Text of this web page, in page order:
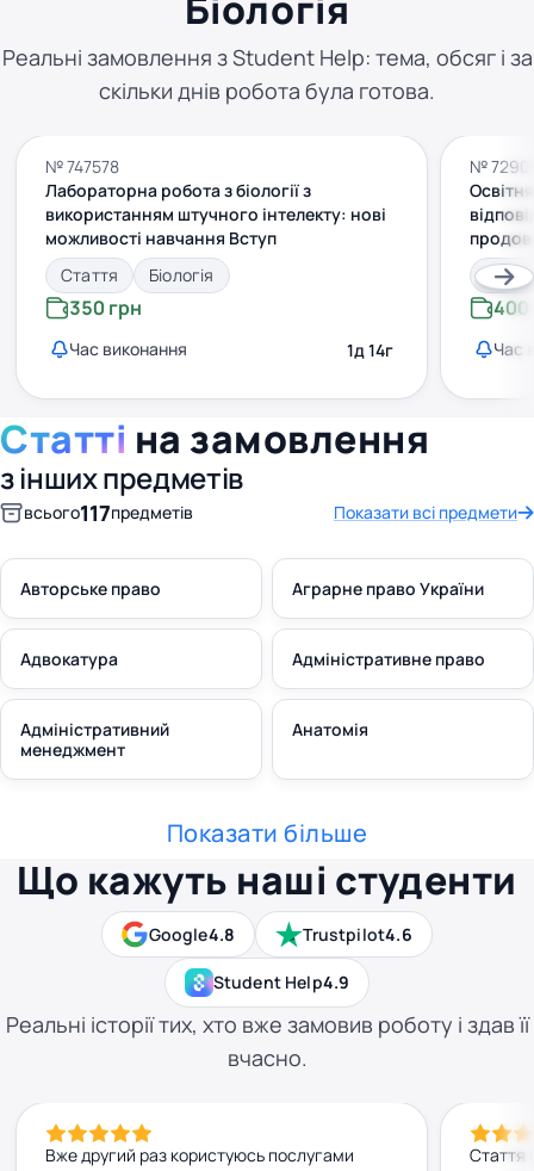
Реальні замовлення з Student Help: тема, обсяг і за
скільки днів робота була готова.
№ 747578
Лабораторна робота з біології з
використанням штучного інтелекту: нові
можливості навчання Вступ
Стаття
Біологія
350 грн
Час виконання 1д 14г
№
400
Час
Статті на замовлення
з інших предметів
всього117предметів Показати всі предмети
Авторське право Аграрне право України
Адвокатура Адміністративне право
Адміністративний
менеджмент
Анатомія
Показати більше
Google4.8 Trustpilot4.6
Student Help4.9
Що кажуть наші студенти
Реальні історії тих, хто вже замовив роботу і здав її
вчасно.
Вже другий раз користуюсь послугами
Стаття